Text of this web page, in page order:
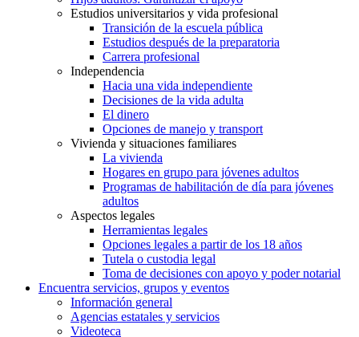
Estudios universitarios y vida profesional
Transición de la escuela pública
Estudios después de la preparatoria
Carrera profesional
Independencia
Hacia una vida independiente
Decisiones de la vida adulta
El dinero
Opciones de manejo y transport
Vivienda y situaciones familiares
La vivienda
Hogares en grupo para jóvenes adultos
Programas de habilitación de día para jóvenes
adultos
Aspectos legales
Herramientas legales
Opciones legales a partir de los 18 años
Tutela o custodia legal
Toma de decisiones con apoyo y poder notarial
Encuentra servicios, grupos y eventos
Información general
Agencias estatales y servicios
Videoteca